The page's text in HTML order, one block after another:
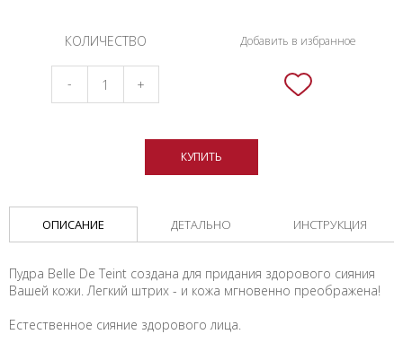
КОЛИЧЕСТВО
- +
КУПИТЬ
Добавить в избранное
ОПИСАНИЕ ДЕТАЛЬНО ИНСТРУКЦИЯ
Пудра Belle De Teint создана для придания здорового сияния
Вашей кожи. Легкий штрих - и кожа мгновенно преображена!
Естественное сияние здорового лица.